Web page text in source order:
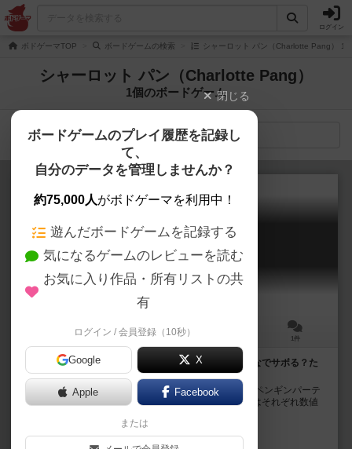
ログイン
ボドゲーマTOP ボードゲームの検索 シャーロット パン（Charlotte Pang） 1
シャーロット パン（Charlotte Pang）
1個のボードゲーム
検索メニュー
動物有限会社
Animal Inc
20～60分 1件
動物たちを働かせてピラミッドを作る？それともみんなでサボる？た
だ積めばいいってもんじゃない。
得点システムが特殊な「ペンギンパーティー」です。 ペンギンパーテ
ィーシステムでピラミッドを作るのですが、カードにはそれぞれ数値
プリンストン・ウォン（Princeton Wong）
閉じる
ボードゲームのプレイ履歴を記録し
て、
自分のデータを管理しませんか？
約75,000人がボドゲーマを利用中！
遊んだボードゲームを記録する
気になるゲームのレビューを読む
お気に入り作品・所有リストの共
有
ログイン / 会員登録（10秒）
Google X
Apple Facebook
または